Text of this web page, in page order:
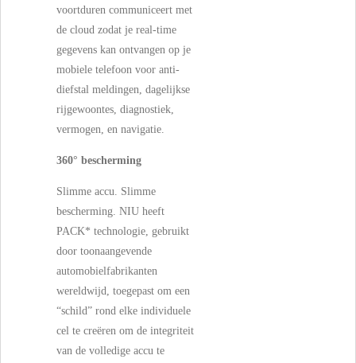
voortduren communiceert met
de cloud zodat je real-time
gegevens kan ontvangen op je
mobiele telefoon voor anti-
diefstal meldingen, dagelijkse
rijgewoontes, diagnostiek,
vermogen, en navigatie.
360° bescherming
Slimme accu. Slimme
bescherming. NIU heeft
PACK* technologie, gebruikt
door toonaangevende
automobielfabrikanten
wereldwijd, toegepast om een
“schild” rond elke individuele
cel te creëren om de integriteit
van de volledige accu te